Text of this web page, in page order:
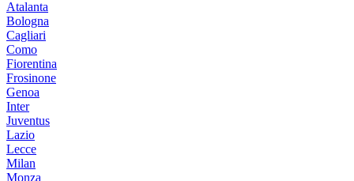
Atalanta
Bologna
Cagliari
Como
Fiorentina
Frosinone
Genoa
Inter
Juventus
Lazio
Lecce
Milan
Monza